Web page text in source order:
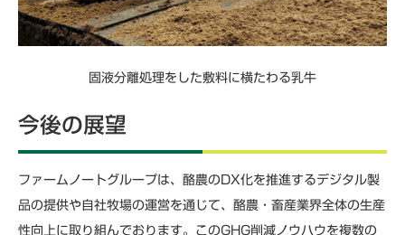
固液分離処理をした敷料に横たわる乳牛
今後の展望
ファームノートグループは、酪農のDX化を推進するデジタル製
品の提供や自社牧場の運営を通じて、酪農・畜産業界全体の生産
性向上に取り組んでおります。このGHG削減ノウハウを複数の